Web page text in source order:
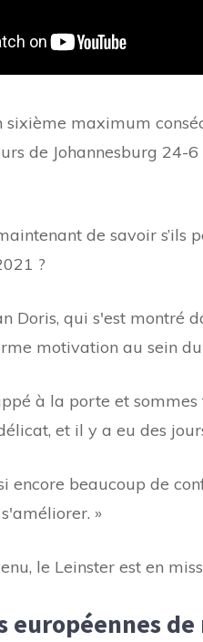
sixième maximum
de Johannesburg 24-
de savoir
?
Doris, qui s'est montré
motivation au sein
à la porte et
et il y a eu des
encore beaucoup de
»
le Leinster est en
européennes